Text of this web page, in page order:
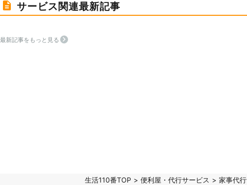
サービス関連最新記事
最新記事をもっと見る
生活110番TOP 便利屋・代行サービス 家事代